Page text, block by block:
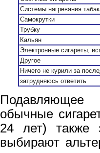
Системы нагревания
Самокрутки
Трубку
Кальян
Электронные сигареты,
Другое
Ничего не курили за
затрудняюсь ответить
Подавляющее
обычные
24 лет) также
выбирают